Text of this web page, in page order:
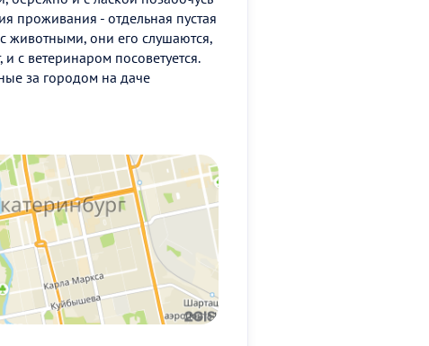
проживания - отдельная пустая
животными, они его слушаются,
с ветеринаром посоветуется.
за городом на даче